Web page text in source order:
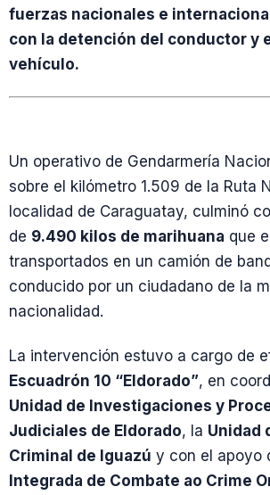
fuerzas nacionales e
con la detención del conductor y
vehículo.
Un operativo de Gendarmería
sobre el kilómetro 1.509 de la Ruta
localidad de Caraguatay, culminó
de 9.490 kilos de marihuana que
transportados en un camión de
conducido por un ciudadano de la
nacionalidad.
La intervención estuvo a cargo de
Escuadrón 10 “Eldorado”, en
Unidad de Investigaciones y
Judiciales de Eldorado, la Unidad
Criminal de Iguazú y con el apoyo
Integrada de Combate ao Crime